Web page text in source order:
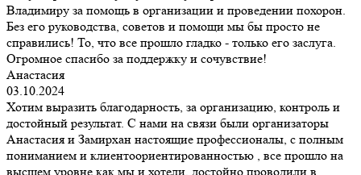
Владимиру за помощь в организации и проведении похорон.
Без его руководства, советов и помощи мы бы просто не
справились! То, что все прошло гладко - только его заслуга.
Огромное спасибо за поддержку и сочувствие!
Анастасия
03.10.2024
Хотим выразить благодарность, за организацию, контроль и
достойный результат. С нами на связи были организаторы
Анастасия и Замирхан настоящие профессионалы, с полным
пониманием и клиентоориентированностью , все прошло на
высшем уровне как мы и хотели, достойно проводили в